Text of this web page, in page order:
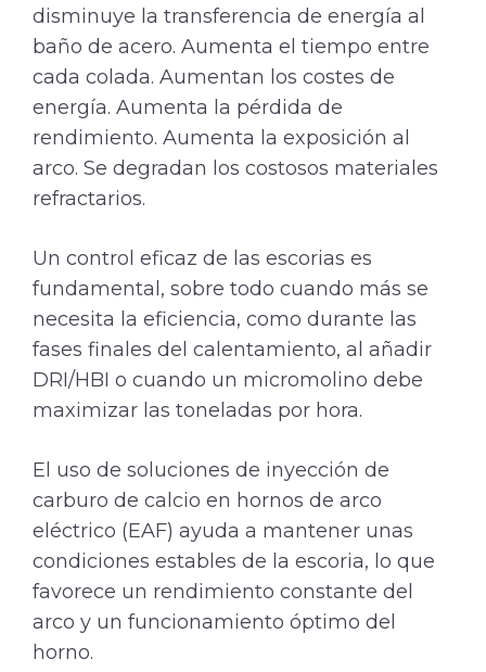
disminuye la transferencia de energía al
baño de acero. Aumenta el tiempo entre
cada colada. Aumentan los costes de
energía. Aumenta la pérdida de
rendimiento. Aumenta la exposición al
arco. Se degradan los costosos materiales
refractarios.
Un control eficaz de las escorias es
fundamental, sobre todo cuando más se
necesita la eficiencia, como durante las
fases finales del calentamiento, al añadir
DRI/HBI o cuando un micromolino debe
maximizar las toneladas por hora.
El uso de soluciones de inyección de
carburo de calcio en hornos de arco
eléctrico (EAF) ayuda a mantener unas
condiciones estables de la escoria, lo que
favorece un rendimiento constante del
arco y un funcionamiento óptimo del
horno.